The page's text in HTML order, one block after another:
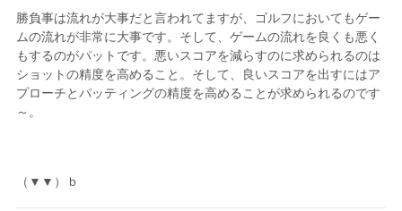
勝負事は流れが大事だと言われてますが、ゴルフにおいてもゲー
ムの流れが非常に大事です。そして、ゲームの流れを良くも悪く
もするのがパットです。悪いスコアを減らすのに求められるのは
ショットの精度を高めること。そして、良いスコアを出すにはア
プローチとパッティングの精度を高めることが求められるのです
～。
（▼▼）ｂ